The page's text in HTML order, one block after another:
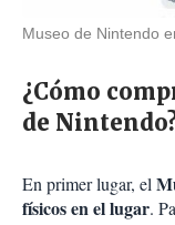
Museo de Nintendo
¿Cómo
de
En primer lugar, el
físicos en el lugar.